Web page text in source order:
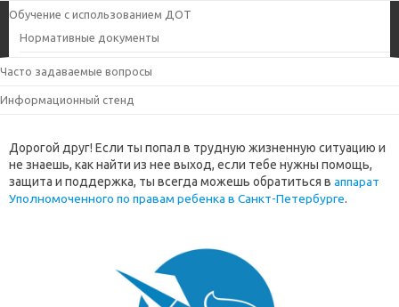
Обучение с использованием ДОТ
Нормативные документы
Часто задаваемые вопросы
Информационный стенд
Дорогой друг! Если ты попал в трудную жизненную ситуацию и
не знаешь, как найти из нее выход, если тебе нужны помощь,
защита и поддержка, ты всегда можешь обратиться в аппарат
Уполномоченного по правам ребенка в Санкт-Петербурге.